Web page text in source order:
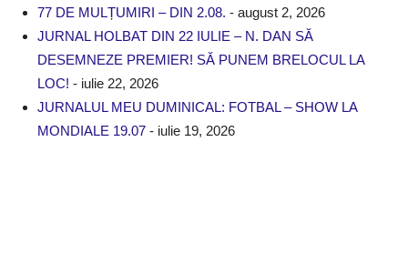
77 DE MULȚUMIRI – DIN 2.08. - august 2, 2026
JURNAL HOLBAT DIN 22 IULIE – N. DAN SĂ
DESEMNEZE PREMIER! SĂ PUNEM BRELOCUL LA
LOC! - iulie 22, 2026
JURNALUL MEU DUMINICAL: FOTBAL – SHOW LA
MONDIALE 19.07 - iulie 19, 2026